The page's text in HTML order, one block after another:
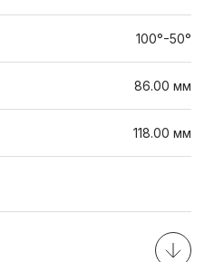
100°-50°
86.00 мм
118.00 мм